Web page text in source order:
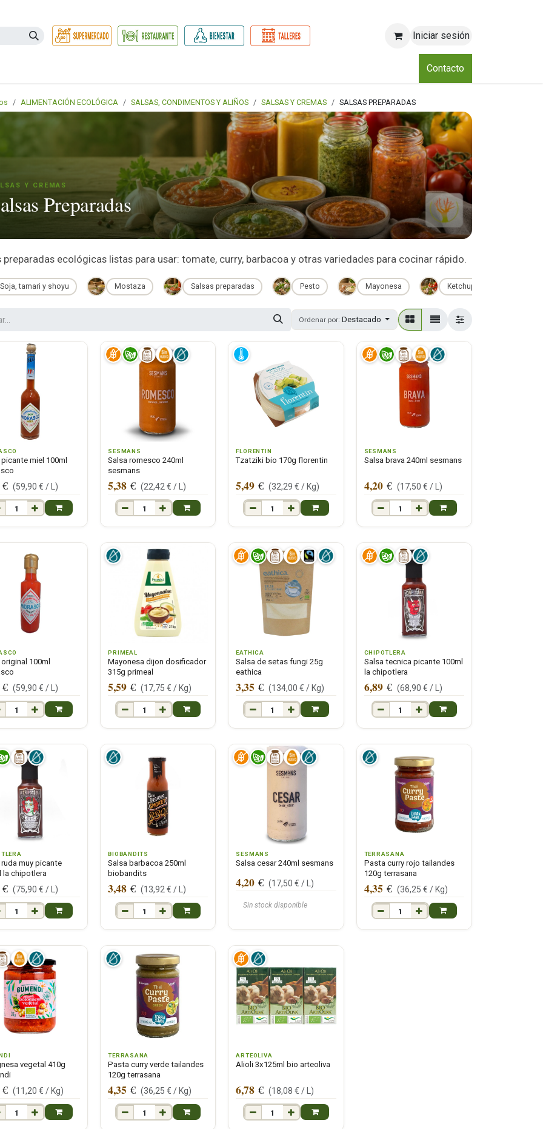
Iniciar sesión
Club
Contacto
ALIMENTACIÓN ECOLÓGICA SALSAS, CONDIMENTOS Y ALIÑOS SALSAS Y CREMAS SALSAS PREPARADAS
Y CREMAS
Preparadas
preparadas ecológicas listas para usar: tomate, curry, barbacoa y otras variedades para cocinar rápido.
Soja, tamari y shoyu Mostaza Salsas preparadas Pesto Mayonesa Ketchup
Ordenar por: Destacado
miel 100ml
€ (59,90 € / )
SESMANS
Salsa romesco 240ml
sesmans
5,38 € (22,42 € / )
FLORENTIN
Tzatziki bio 170g florentin
5,49 € (32,29 € / Kg)
SESMANS
Salsa brava 240ml sesmans
4,20€ (17,50 € / )
100ml
€ (59,90 € / )
PRIMEAL
Mayonesa dijon dosificador
315g primeal
5,59 € (17,75 € / Kg)
EATHICA
Salsa de setas fungi 25g
eathica
3,35 € (134,00 € / Kg)
CHIPOTLERA
Salsa tecnica picante 100ml
la chipotlera
6,89€ (68,90 € / )
ruda muy picante
la chipotlera
€ (75,90 € / )
BIOBANDITS
Salsa barbacoa 250ml
biobandits
3,48 € (13,92 € / )
SESMANS
Salsa cesar 240ml sesmans
Sin stock disponible
4,20 € (17,50 € / )
TERRASANA
Pasta curry rojo tailandes
120g terrasana
4,35€ (36,25 € / Kg)
vegetal 410g
€ (11,20 € / Kg)
TERRASANA
Pasta curry verde tailandes
120g terrasana
4,35 € (36,25 € / Kg)
ARTEOLIVA
Alioli 3x125ml bio arteoliva
6,78 € (18,08 € / )